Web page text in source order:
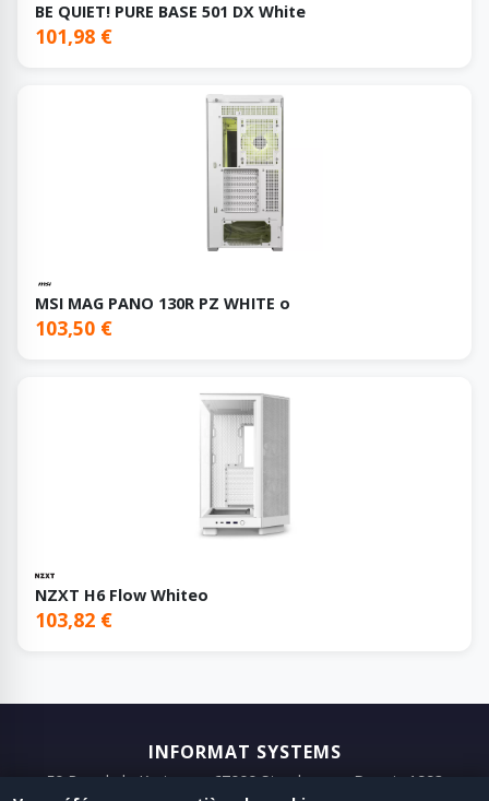
BE QUIET! PURE BASE 501 DX White
101,98 €
MSI MAG PANO 130R PZ WHITE o
103,50 €
NZXT H6 Flow Whiteo
103,82 €
INFORMAT SYSTEMS
50 Rue de la Krutenau, 67000 Strasbourg · Depuis 1993